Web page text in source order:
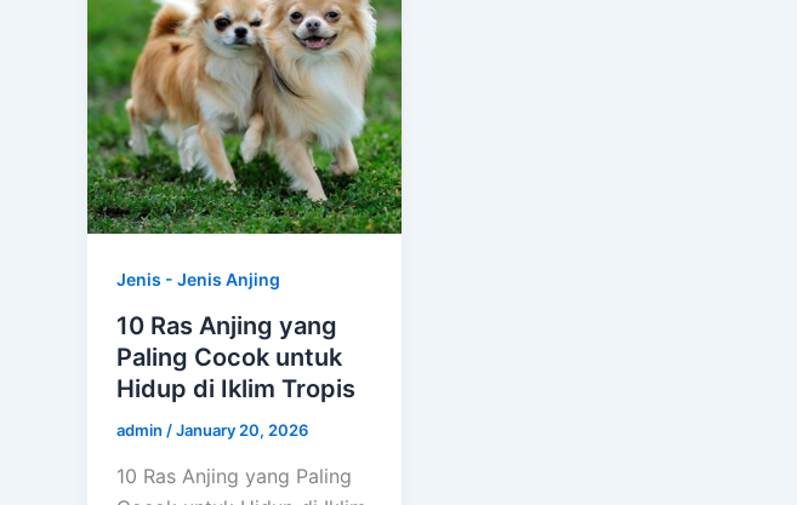
Jenis - Jenis Anjing
10 Ras Anjing yang
Paling Cocok untuk
Hidup di Iklim Tropis
admin /January 20, 2026
10 Ras Anjing yang Paling